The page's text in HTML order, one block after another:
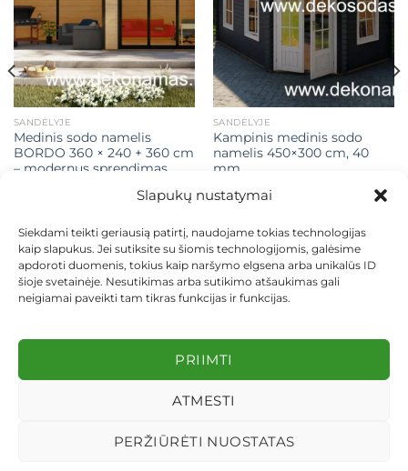
Slapukų nustatymai
Siekdami teikti geriausią patirtį, naudojame tokias technologijas
kaip slapukus. Jei sutiksite su šiomis technologijomis, galėsime
apdoroti duomenis, tokius kaip naršymo elgsena arba unikalūs ID
šioje svetainėje. Nesutikimas arba sutikimo atšaukimas gali
neigiamai paveikti tam tikras funkcijas ir funkcijas.
PRIIMTI
ATMESTI
PERŽIŪRĖTI NUOSTATAS
SANDĖLYJE
Medinis sodo namelis
BORDO 360 × 240 + 360 cm
– modernus sprendimas
price
was:
€3.890,00.
price
is:
€3.390,00.
Į KREPŠELĮ
SANDĖLYJE
Kampinis medinis sodo
namelis 450×300 cm, 40
mm
price
was:
€2.990,00.
price
is:
Į KREPŠELĮ
PIRKIMO TAISYKLĖS